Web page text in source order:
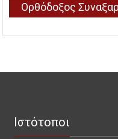
Ορθόδοξος
Ιστότοποι